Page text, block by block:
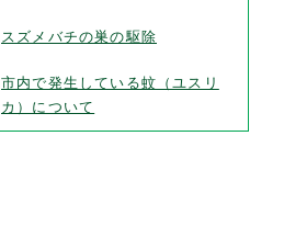
スズメバチの巣の駆除
市内で発生している蚊（ユスリ
カ）について